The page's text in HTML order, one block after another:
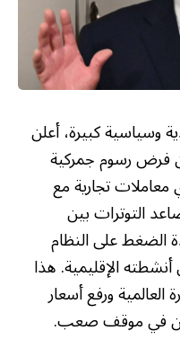
وسياسية كبيرة، أعلن
فرض رسوم جمركية
معاملات تجارية مع
التوترات بين
الضغط على النظام
الإقليمية. هذا
العالمية ورفع أسعار
في موقف صعب.